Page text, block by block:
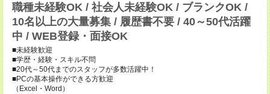
職種未経験OK / 社会人未経験OK / ブランクOK /
10名以上の大量募集 / 履歴書不要 / 40～50代活躍
中 / WEB登録・面接OK
■未経験歓迎
■学歴・経験・スキル不問
■20代～50代までのスタッフが多数活躍中！
■PCの基本操作ができる方歓迎
（Excel・Word）